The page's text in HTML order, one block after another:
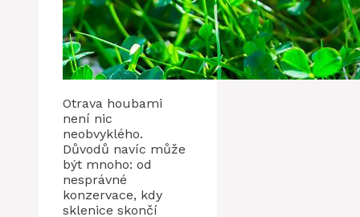
Otrava houbami
není nic
neobvyklého.
Důvodů navíc může
být mnoho: od
nesprávné
konzervace, kdy
sklenice skončí